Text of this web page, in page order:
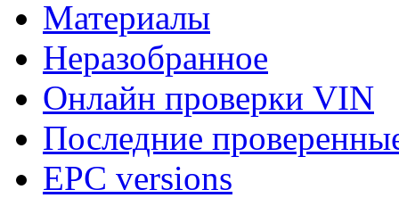
Материалы
Неразобранное
Онлайн проверки VIN
Последние
EPC versions